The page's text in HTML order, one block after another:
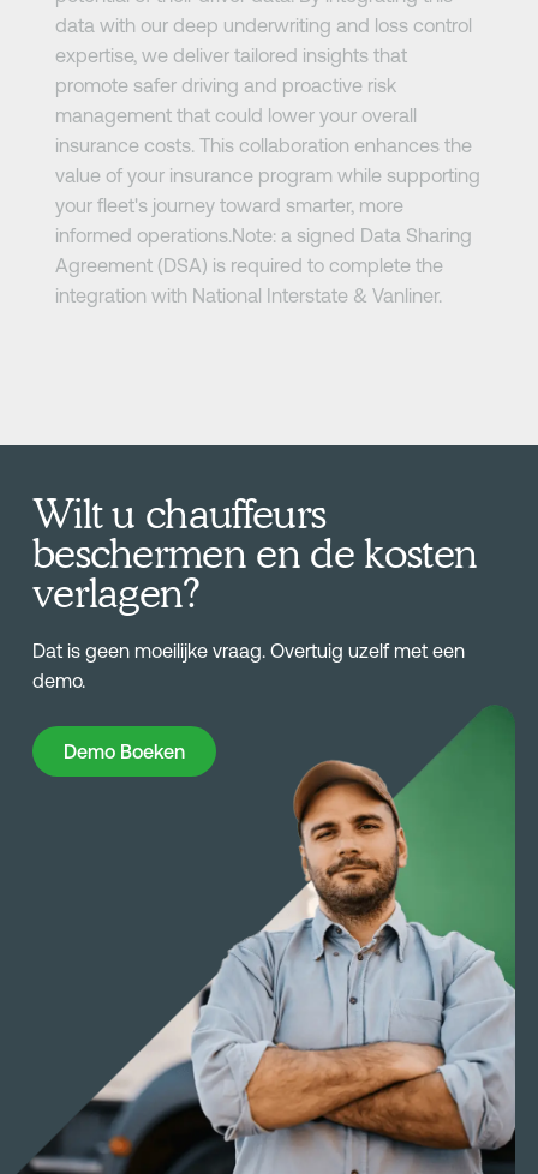
data with our deep underwriting and loss control
expertise, we deliver tailored insights that
promote safer driving and proactive risk
management that could lower your overall
insurance costs. This collaboration enhances the
value of your insurance program while supporting
your fleet's journey toward smarter, more
informed operations.Note: a signed Data Sharing
Agreement (DSA) is required to complete the
integration with National Interstate & Vanliner.
Wilt u chauffeurs
beschermen en de kosten
verlagen?
Dat is geen moeilijke vraag. Overtuig uzelf met een
demo.
Demo Boeken
Demo Boeken